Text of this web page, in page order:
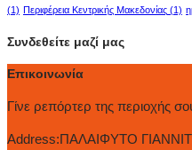
(1) Περιφέρεια Κεντρικής Μακεδονίας (1)
Συνδεθείτε μαζί μας
Επικοινωνία
Γίνε ρεπόρτερ της περιοχής
Address:ΠΑΛΑΙΦΥΤΟ